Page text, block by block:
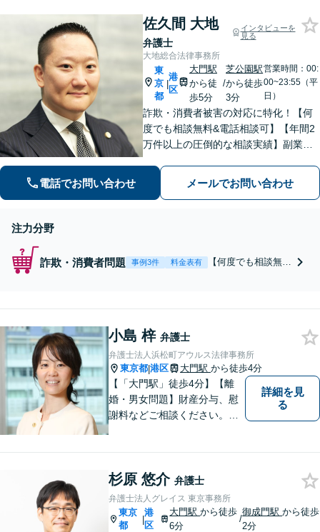
佐久間 大地
弁護士
インタビューを
見る
大地総合法律事務所
東
京
都
|
港
区
大門駅
から徒
歩5分
/
芝公園駅
から徒歩
3分
営業時間：00:
00~23:55（平
日）
詐欺・消費者被害の対応に特化！【何
度でも相談無料&電話相談可】【年間2
万件以上の圧倒的な相談実績】副業詐
支援金詐欺の対応はお任せください
【浜松町駅1分】※結婚詐欺・ロマンス
電話でお問い合わせ メールでお問い合わせ
注力分野
詐欺・消費者問題 事例3件 料金表有
【何度でも相談無
することならお任せ
ください！パラリー
ガル在籍&迅速対応
【浜松町駅1分】※
結婚詐欺・ロマンス
小島 梓 弁護士
弁護士法人浜松町アウルス法律事務所
東京都|港区 大門駅 から徒歩4分
【「大門駅」徒歩4分】【離
婚・男女問題】財産分与、慰
謝料などご相談ください。離
能！少額の未回収債権（10〜
20万円）のご相談にも対応
【初回相談無料】
詳細を見
る
杉原 悠介 弁護士
弁護士法人グレイス 東京事務所
東京
都
|
港
区
大門駅から徒歩
6分
/
御成門駅から徒歩
2分